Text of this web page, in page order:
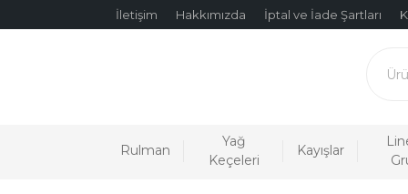
İletişim Hakkımızda İptal ve İade Şartları
Rulman
Yağ
Keçeleri
Kayışlar